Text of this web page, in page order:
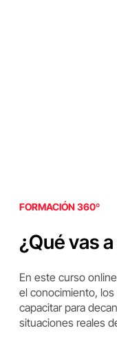
FORMACIÓN 360º
¿Qué vas
En este curso
el conocimiento,
capacitar para
situaciones reales